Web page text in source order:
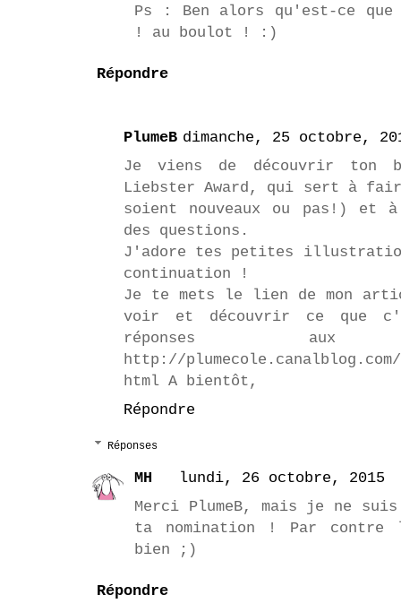
Ps : Ben alors qu'est-ce
! au boulot ! :)
Répondre
PlumeB dimanche, 25 octobre,
Je viens de découvrir ton
Liebster Award, qui sert à
soient nouveaux ou pas!) et
des questions.
J'adore tes petites
continuation !
Je te mets le lien de mon
voir et découvrir ce que
réponses
http://
html A bientôt,
Répondre
Réponses
MH
lundi, 26 octobre, 2015
Merci PlumeB, mais je ne
ta nomination ! Par
bien ;)
Répondre